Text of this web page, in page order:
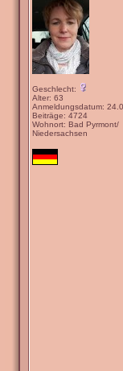
Geschlecht:
Alter: 63
Anmeldungsdatum:
Beiträge: 4724
Wohnort: Bad Pyrmont/
Niedersachsen